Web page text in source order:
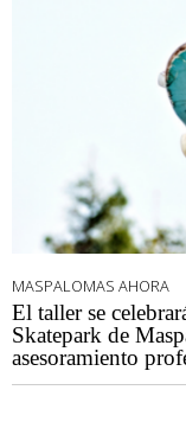
MASPALOMAS AHORA
El taller se
Skatepark de
asesoramiento